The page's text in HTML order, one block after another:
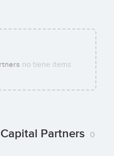
no tiene items
Partners 0